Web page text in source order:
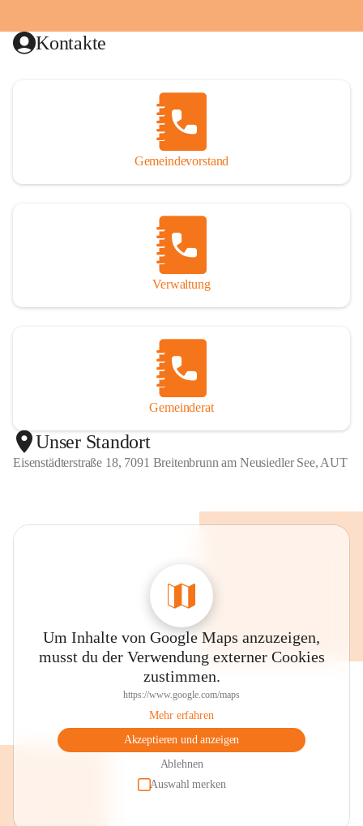
Kontakte
Gemeindevorstand
Verwaltung
Gemeinderat
Unser Standort
Eisenstädterstraße 18, 7091 Breitenbrunn am Neusiedler See, AUT
Um Inhalte von Google Maps anzuzeigen,
musst du der Verwendung externer Cookies
zustimmen.
https://www.google.com/maps
Mehr erfahren
Akzeptieren und anzeigen
Ablehnen
Auswahl merken